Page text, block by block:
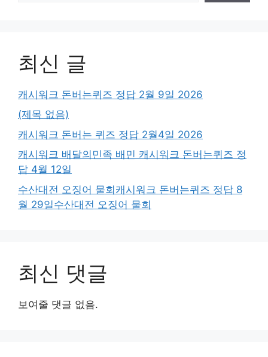
최신 글
캐시워크 돈버는퀴즈 정답 2월 9일 2026
(제목 없음)
캐시워크 돈버는 퀴즈 정답 2월4일 2026
캐시워크 배달의민족 배민 캐시워크 돈버는퀴즈 정
답 4월 12일
수산대전 오징어 물회캐시워크 돈버는퀴즈 정답 8
월 29일수산대전 오징어 물회
최신 댓글
보여줄 댓글 없음.